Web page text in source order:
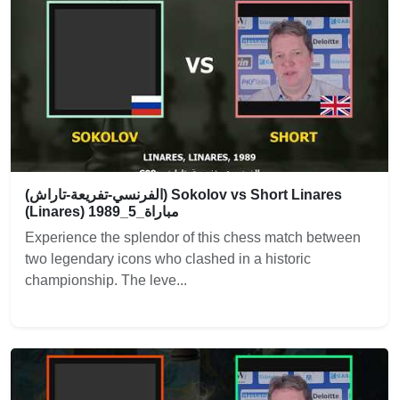
(الفرنسي-تفريعة-تاراش) Sokolov vs Short Linares
(Linares) 1989_مباراة_5
Experience the splendor of this chess match between
two legendary icons who clashed in a historic
championship. The leve...